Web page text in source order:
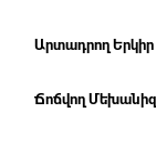
Արտադրող Երկիր
Ճոճվող